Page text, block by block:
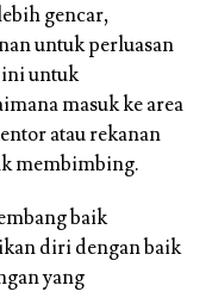
gencar,
untuk perluasan
untuk
masuk ke area
atau rekanan
membimbing.
baik
diri dengan baik
yang